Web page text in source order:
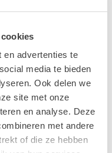
en advertenties te
media te bieden
Ook delen we
site met onze
en analyse. Deze
met andere
of die ze hebben
beschikbaar is?
veel items hebben
vragen? We
gerust een
20 41 89 77 of mail
je graag!
het?